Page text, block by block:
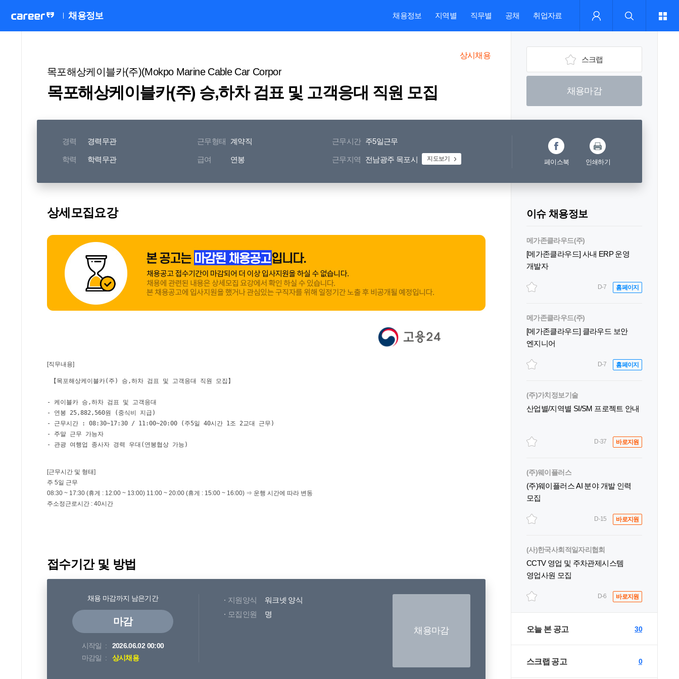
채용정보 채용정보 지역별 직무별 공채 취업자료
목포해상케이블카(주)(Mokpo Marine Cable Car Corpor
목포해상케이블카(주) 승,하차 검표 및 고객응대 직원 모집
상시채용 스크랩
채용마감
경력 경력무관 근무형태 계약직 근무시간 주5일근무
학력 학력무관 급여 연봉 근무지역 전남광주 목포시 지도보기 페이스북 인쇄하기
상세모집요강
접수기간 및 방법
채용 마감까지 남은기간
마감
시작일
2026.06.02 00:00
마감일
상시채용
지원양식
워크넷 양식
모집인원
명
채용마감
이슈 채용정보
메가존클라우드(주)
[메가존클라우드] 사내 ERP 운영
개발자
D-7 홈페이지
메가존클라우드(주)
[메가존클라우드] 클라우드 보안
엔지니어
D-7 홈페이지
(주)가치정보기술
산업별/지역별 SI/SM 프로젝트 안내
D-37 바로지원
(주)웨이플러스
(주)웨이플러스 AI 분야 개발 인력
모집
D-15 바로지원
(사)한국사회적일자리협회
CCTV 영업 및 주차관제시스템
영업사원 모집
D-6 바로지원
오늘 본 공고 30
스크랩 공고 0